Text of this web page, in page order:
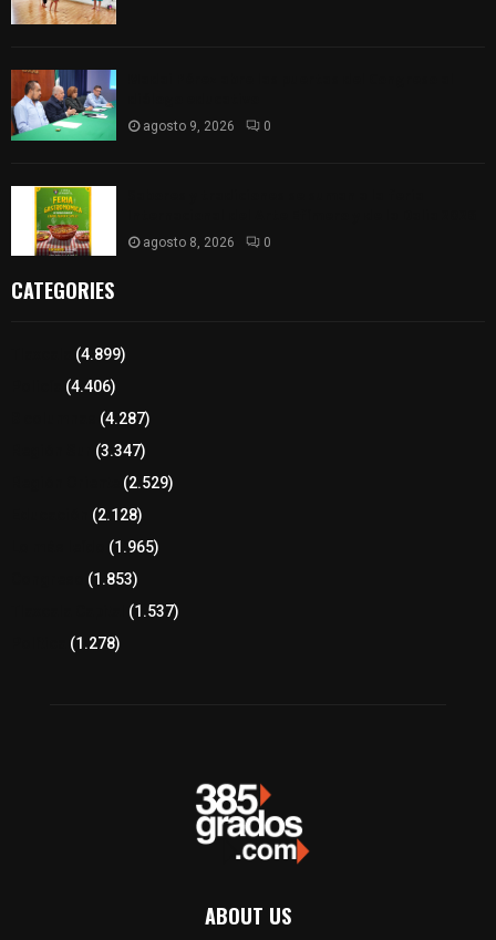
agosto 9, 2026 0
agosto 8, 2026 0
CATEGORIES
(4.899)
(4.406)
(4.287)
(3.347)
(2.529)
(2.128)
(1.965)
(1.853)
(1.537)
(1.278)
ABOUT US